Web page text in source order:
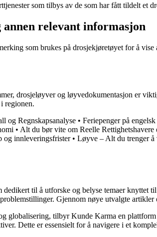
som tilbys av de som har fått tildelt et
relevant informasjon
som brukes på drosjekjøretøyet for å
drosjeløyver og løyvedokumentasjon er
regionen.
og Regnskapsanalyse • Feriepenger på engelsk
• Alt du bør vite om Reelle
og innleveringsfrister• Løyve – Alt du trenger å
til å utforske og belyse temaer knyttet
Gjennom nøye utvalgte
globalisering, tilbyr Kunde Karma en
Dette er essensielt for å navigere i et